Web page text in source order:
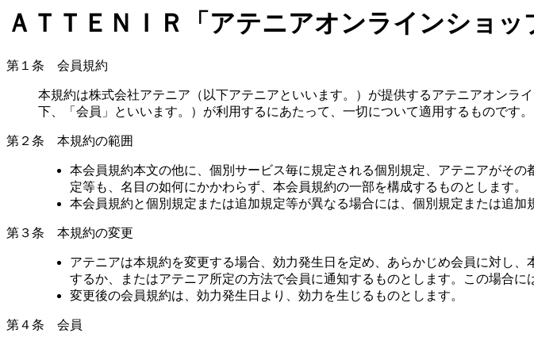
ＡＴＴＥＮＩＲ「アテニアオンラインショッ
第１条 会員規約
本規約は株式会社アテニア（以下アテニアといいます。）が提供するアテニアオン
下、「会員」といいます。）が利用するにあたって、一切について適用するものです。
第２条 本規約の範囲
本会員規約本文の他に、個別サービス毎に規定される個別規定、アテニアがそ
定等も、名目の如何にかかわらず、本会員規約の一部を構成するものとします。
本会員規約と個別規定または追加規定等が異なる場合には、個別規定または追加
第３条 本規約の変更
アテニアは本規約を変更する場合、効力発生日を定め、あらかじめ会員に対し
するか、またはアテニア所定の方法で会員に通知するものとします。この場合
変更後の会員規約は、効力発生日より、効力を生じるものとします。
第４条 会員